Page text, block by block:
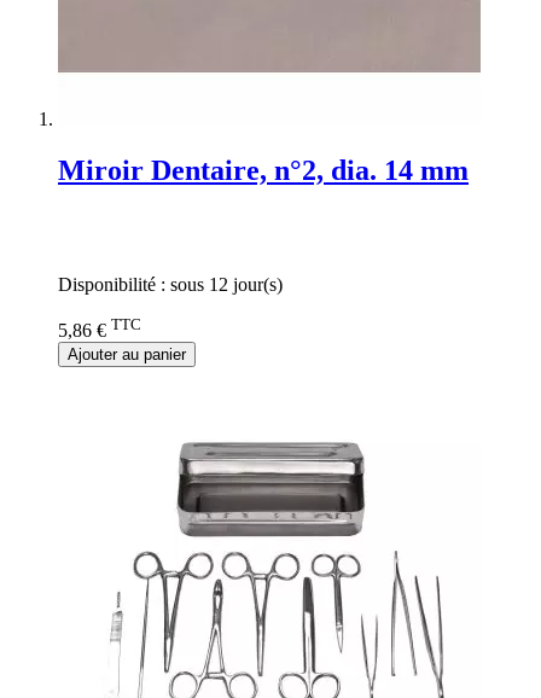
Miroir Dentaire, n°2, dia. 14 mm
Disponibilité : sous 12 jour(s)
5,86 € TTC
Ajouter au panier